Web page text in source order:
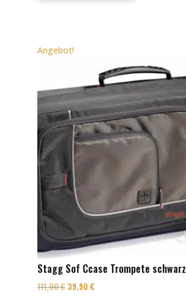
Angebot!
Stagg Sof Ccase Trompete schwarz
111,00€ Ursprünglicher
39,90 €Aktueller